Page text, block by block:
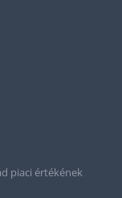
piaci értékének